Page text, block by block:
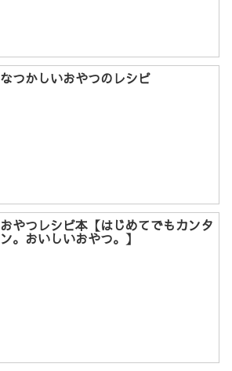
なつかしいおやつのレシピ
おやつレシピ本【はじめてでもカンタ
ン。おいしいおやつ。】